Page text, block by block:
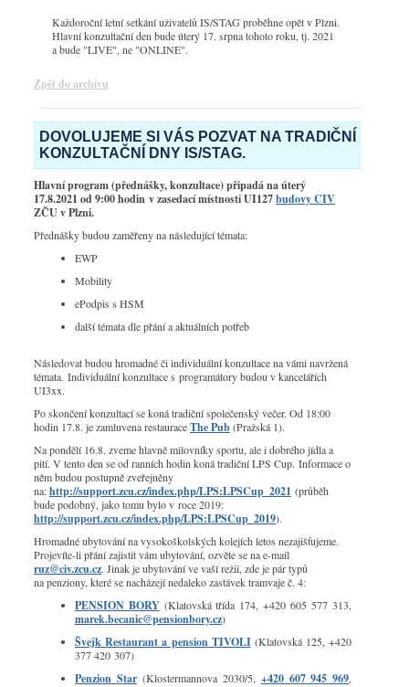
Každoroční letní setkání uživatelů IS/STAG proběhne opět v Plzni.
Hlavní konzultační den bude úterý 17. srpna tohoto roku, tj. 2021
a bude "LIVE", ne "ONLINE".
Zpět do archivu
DOVOLUJEME SI VÁS POZVAT NA TRADIČNÍ
KONZULTAČNÍ DNY IS/STAG.
Hlavní program (přednášky, konzultace) připadá na úterý
17.8.2021 od 9:00 hodin v zasedací místnosti UI127budovy CIV
ZČU v Plzni.
Přednášky budou zaměřeny na následující témata:
EWP
Mobility
ePodpis s HSM
další témata dle přání a aktuálních potřeb
Následovat budou hromadné či individuální konzultace na vámi navržená
témata. Individuální konzultace s programátory budou v kancelářích
UI3xx.
Po skončení konzultací se koná tradiční společenský večer. Od 18:00
hodin 17.8. je zamluvena restauraceThe Pub(Pražská 1).
Na pondělí 16.8. zveme hlavně milovníky sportu, ale i dobrého jídla a
pití. V tento den se od ranních hodin koná tradiční LPS Cup. Informace o
něm budou postupně zveřejněny
na:http://support.zcu.cz/index.php/LPS:LPSCup_2021 (průběh
bude podobný, jako tomu bylo v roce 2019:
http://support.zcu.cz/index.php/LPS:LPSCup_2019).
Hromadné ubytování na vysokoškolských kolejích letos nezajišťujeme.
Projevíte-li přání zajistit vám ubytování, ozvěte se na e-mail
ruz@civ.zcu.cz. Jinak je ubytování ve vaší režii, zde je pár typů
na penziony, které se nacházejí nedaleko zastávek tramvaje č. 4:
PENSION BORY(Klatovská třída 174, +420 605 577 313,
marek.becanic@pensionbory.cz)
Švejk Restaurant a pension TIVOLI(Klatovská 125, +420
377 420 307)
Penzion Star(Klostermannova 2030/5, +420 607 945 969